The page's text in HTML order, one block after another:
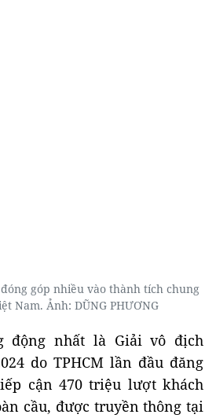
góp nhiều vào thành tích chung
Nam. Ảnh: DŨNG PHƯƠNG
động nhất là Giải vô địch
do TPHCM lần đầu đăng
cận 470 triệu lượt khách
cầu, được truyền thông tại